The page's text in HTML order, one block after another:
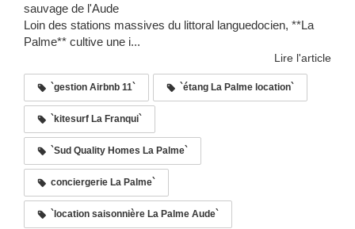
sauvage de l'Aude
Loin des stations massives du littoral languedocien, **La
Palme** cultive une i...
Lire l'article
`gestion Airbnb 11` `étang La Palme location`
`kitesurf La Franqui`
`Sud Quality Homes La Palme`
conciergerie La Palme`
`location saisonnière La Palme Aude`